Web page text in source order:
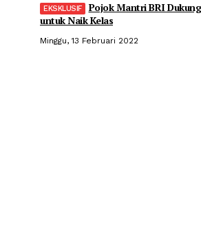
Pojok Mantri BRI
untuk Naik Kelas
Minggu, 13 Februari 2022